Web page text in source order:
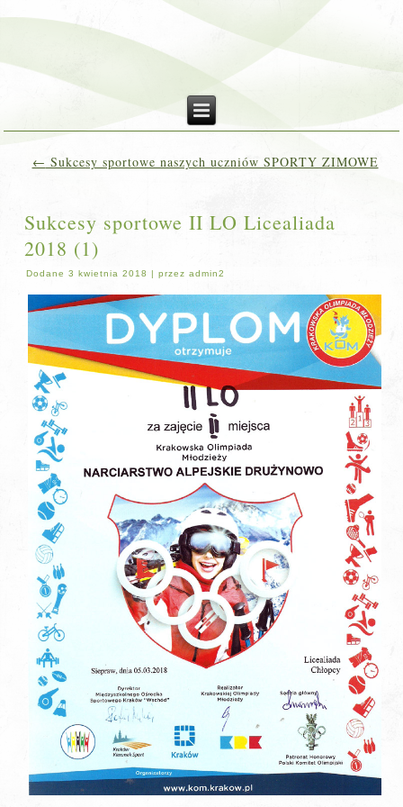
← Sukcesy sportowe naszych uczniów SPORTY ZIMOWE
Sukcesy sportowe II LO Licealiada
2018 (1)
Dodane 3 kwietnia 2018 |przez admin2